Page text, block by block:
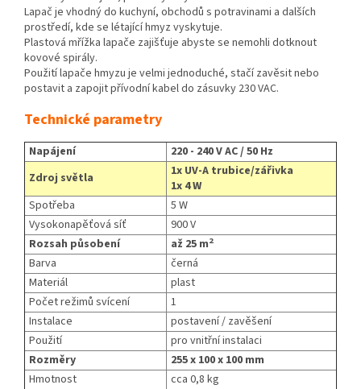
Lapač je vhodný do kuchyní, obchodů s potravinami a dalších
prostředí, kde se létající hmyz vyskytuje.
Plastová mřížka lapače zajišťuje abyste se nemohli dotknout
kovové spirály.
Použití lapače hmyzu je velmi jednoduché, stačí zavěsit nebo
postavit a zapojit přívodní kabel do zásuvky 230 VAC.
Technické parametry
Napájení
220 - 240 V AC / 50 Hz
Zdroj světla
1x UV-A trubice/zářivka
1x 4 W
Spotřeba
5 W
Vysokonapěťová síť
900 V
Rozsah působení
až 25 m2
Barva
černá
Materiál
plast
Počet režimů svícení
1
Instalace
postavení / zavěšení
Použití
pro vnitřní instalaci
Rozměry
255 x 100 x 100 mm
Hmotnost
cca 0,8 kg